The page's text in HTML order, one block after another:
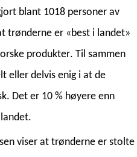
blant 1018 personer av
trønderne er «best i landet»
produkter. Til sammen
eller delvis enig i at de
Det er 10 % høyere enn
viser at trønderne er stolte